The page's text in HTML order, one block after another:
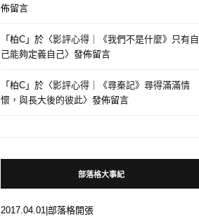
佈留言
「柏C 」於〈影評心得｜《我們不是什麼》只有自
己能夠定義自己〉發佈留言
「柏C 」於〈影評心得｜《尋秦記》尋得滿滿情
懷，與長大後的彼此〉發佈留言
部落格大事紀
2017.04.01|部落格開張